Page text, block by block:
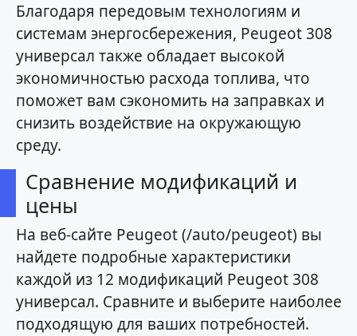
Благодаря передовым технологиям и
системам энергосбережения, Peugeot 308
универсал также обладает высокой
экономичностью расхода топлива, что
поможет вам сэкономить на заправках и
снизить воздействие на окружающую
среду.
Сравнение модификаций и
цены
На веб-сайте Peugeot (/auto/peugeot) вы
найдете подробные характеристики
каждой из 12 модификаций Peugeot 308
универсал. Сравните и выберите наиболее
подходящую для ваших потребностей.